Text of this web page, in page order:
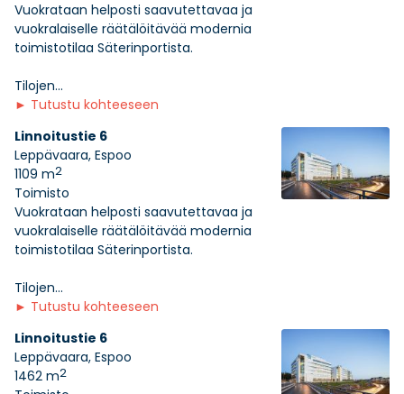
Vuokrataan helposti saavutettavaa ja
vuokralaiselle räätälöitävää modernia
toimistotilaa Säterinportista.
Tilojen...
► Tutustu kohteeseen
Linnoitustie 6
Leppävaara, Espoo
1109 m2
Toimisto
Vuokrataan helposti saavutettavaa ja
vuokralaiselle räätälöitävää modernia
toimistotilaa Säterinportista.
Tilojen...
► Tutustu kohteeseen
Linnoitustie 6
Leppävaara, Espoo
1462 m2